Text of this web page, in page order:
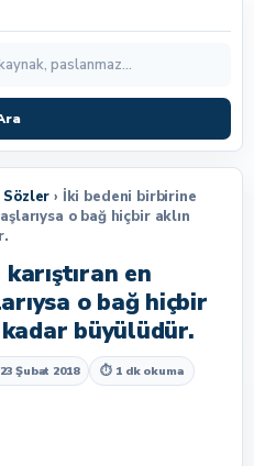
Sözler › İki bedeni birbirine
o bağ hiçbir aklın
en
o bağ hiçbir
kadar büyülüdür.
Şubat 2018
⏱ 1 dk okuma